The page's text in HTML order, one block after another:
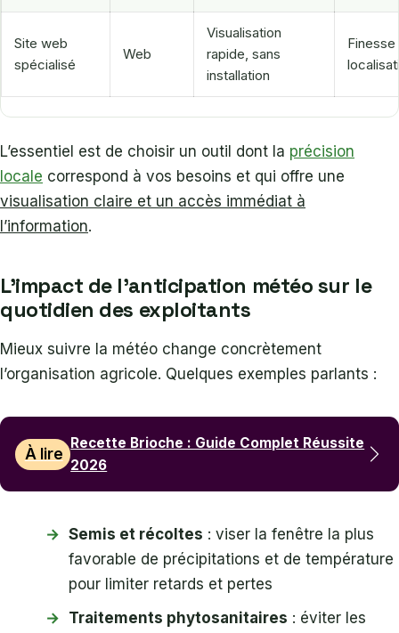
Site web
spécialisé
Web
Visualisation
rapide, sans
installation
Finesse
L’essentiel est de choisir un outil dont la précision
locale correspond à vos besoins et qui offre une
visualisation claire et un accès immédiat à
l’information.
L’impact de l’anticipation météo sur le
quotidien des exploitants
Mieux suivre la météo change concrètement
l’organisation agricole. Quelques exemples parlants :
À lire
Recette Brioche : Guide Complet Réussite
2026
Semis et récoltes : viser la fenêtre la plus
favorable de précipitations et de température
pour limiter retards et pertes
Traitements phytosanitaires : éviter les